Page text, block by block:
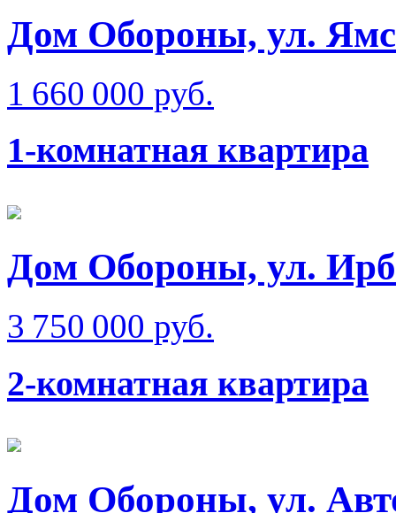
Дом Обороны, ул.
1 660 000 руб.
1-комнатная квартира
Дом Обороны, ул.
3 750 000 руб.
2-комнатная квартира
Дом Обороны, ул.